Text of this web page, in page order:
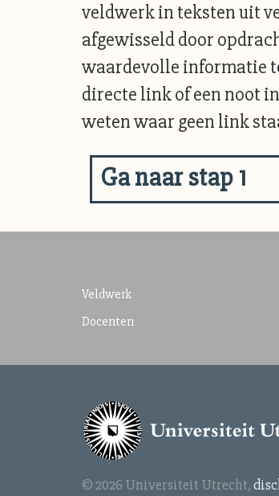
veldwerk in teksten uit
afgewisseld door
waardevolle informatie
directe link of een noot
weten waar geen link
Ga naar stap 1
Veldwerk
Docenten
© 2026 Universiteit Utrecht,